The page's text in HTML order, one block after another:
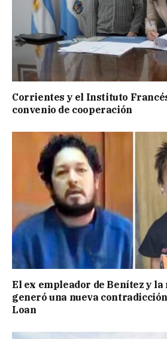
Corrientes y el Instituto
convenio de cooperación
El ex empleador de Benítez y
generó una nueva
Loan